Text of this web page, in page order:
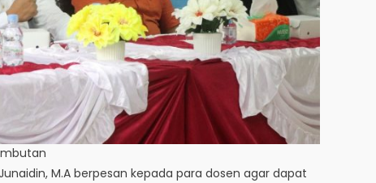
M.A berpesan kepada para dosen agar dapat